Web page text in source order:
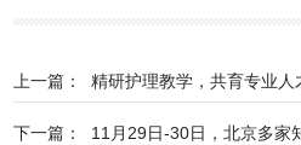
上一篇：
下一篇：